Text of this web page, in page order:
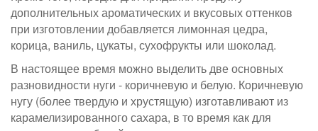
дополнительных ароматических и вкусовых оттенков
при изготовлении добавляется лимонная цедра,
корица, ваниль, цукаты, сухофрукты или шоколад.
В настоящее время можно выделить две основных
разновидности нуги - коричневую и белую. Коричневую
нугу (более твердую и хрустящую) изготавливают из
карамелизированного сахара, в то время как для